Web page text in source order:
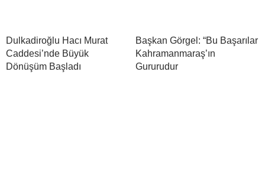
Dulkadiroğlu Hacı Murat
Caddesi’nde Büyük
Dönüşüm Başladı
Başkan Görgel: “Bu Başarılar
Kahramanmaraş’ın
Gururudur